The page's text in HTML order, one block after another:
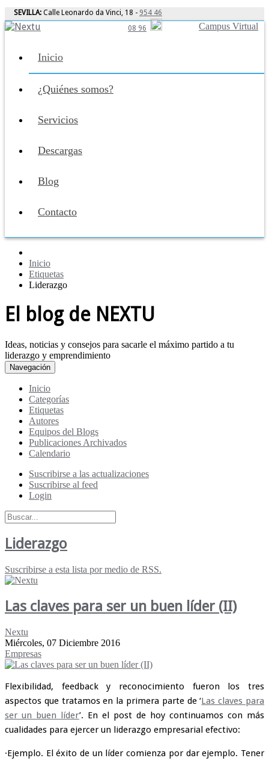
SEVILLA: Calle Leonardo da Vinci, 18 - 954 46
08 96
Campus Virtual
Inicio
¿Quiénes somos?
Servicios
Descargas
Blog
Contacto
Inicio
Etiquetas
Liderazgo
El blog de NEXTU
Ideas, noticias y consejos para sacarle el máximo partido a tu
liderazgo y emprendimiento
Navegación
Inicio
Categorías
Etiquetas
Autores
Equipos del Blogs
Publicaciones Archivados
Calendario
Suscribirse a las actualizaciones
Suscribirse al feed
Login
Liderazgo
Suscribirse a esta lista por medio de RSS.
Las claves para ser un buen líder (II)
Nextu
Miércoles, 07 Diciembre 2016
Empresas
Flexibilidad, feedback y reconocimiento fueron los tres
aspectos que tratamos en la primera parte de ‘Las claves para
ser un buen líder’. En el post de hoy continuamos con más
cualidades para ejercer un liderazgo empresarial efectivo:
·Ejemplo. El éxito de un líder comienza por dar ejemplo. Tener